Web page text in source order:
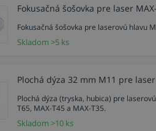
Fokusačná šošovka pre laser
Fokusačná šošovka pre laserovú hlavu
Skladom >5 ks
Plochá dýza 32 mm M11 pre laser
Plochá dýza (tryska, hubica) pre
T65, MAX-T45 a MAX-T35.
Skladom >10 ks